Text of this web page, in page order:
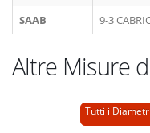
SAAB
9-3
Altre Misure
Tutti i Diametri